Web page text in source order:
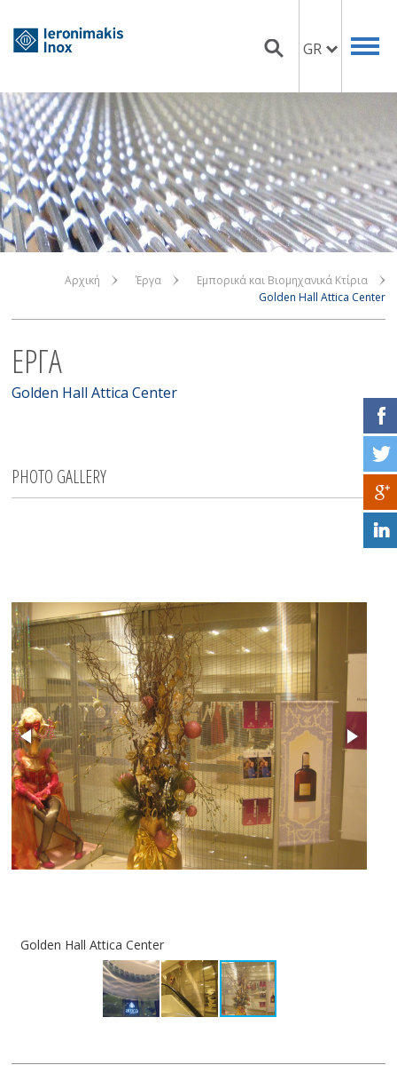
GR
Αρχική Έργα
Εμπορικά και Βιομηχανικά Κτίρια
Golden Hall Attica Center
ΕΡΓΑ
Golden Hall Attica Center
PHOTO GALLERY
Golden Hall Attica Center